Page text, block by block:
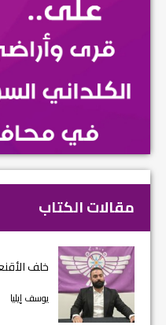
مقالات الكتاب
خلف
يوسف إيليا